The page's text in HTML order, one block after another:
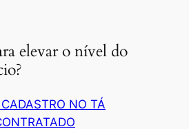
elevar o nível do
NO TÁ